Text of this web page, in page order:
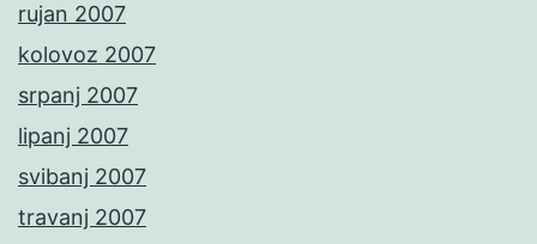
rujan 2007
kolovoz 2007
srpanj 2007
lipanj 2007
svibanj 2007
travanj 2007